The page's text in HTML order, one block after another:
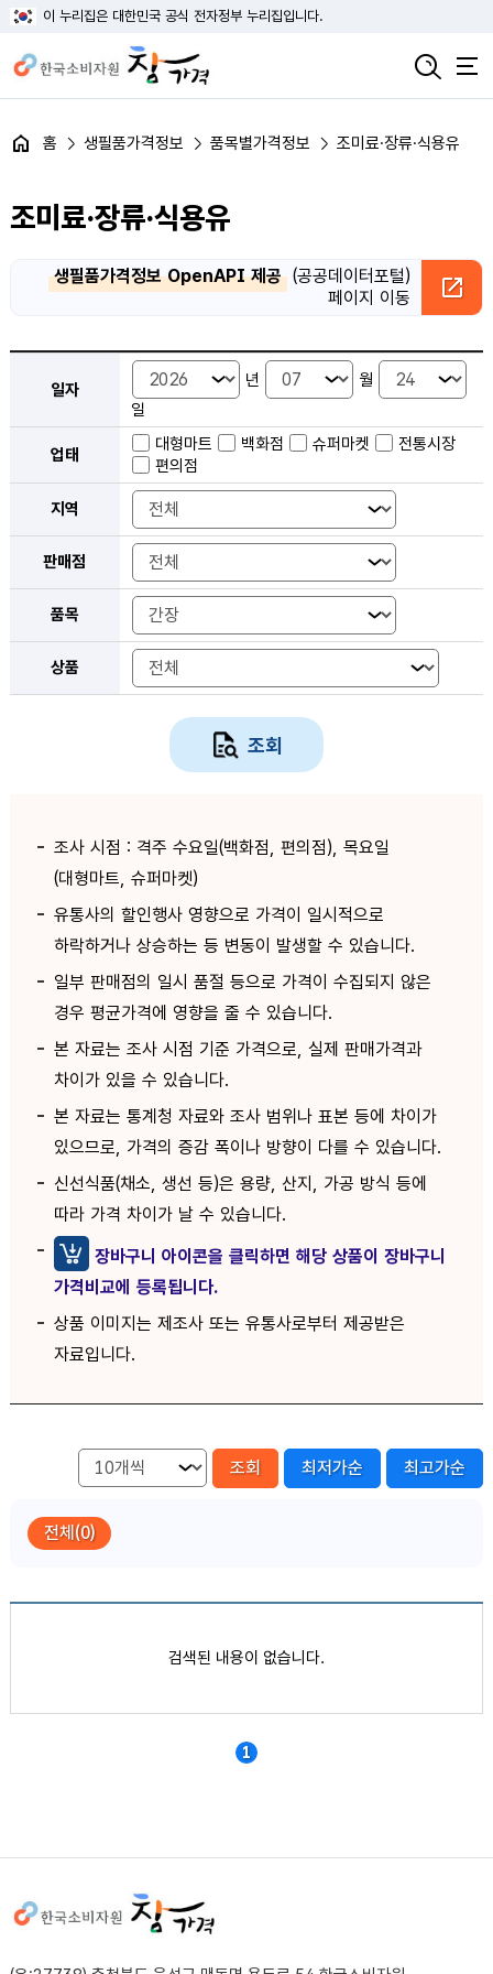
이 누리집은 대한민국 공식 전자정부 누리집입니다.
홈 생필품가격정보 품목별가격정보 조미료·장류·식용유
조미료·장류·식용유
생필품가격정보 OpenAPI 제공 (공공데이터포털)
페이지 이동
일자 년
월
일
업태
대형마트 백화점 슈퍼마켓
전통시장
편의점
지역
판매점
품목
상품
조회
조사 시점 : 격주 수요일(백화점, 편의점), 목요일
(대형마트, 슈퍼마켓)
유통사의 할인행사 영향으로 가격이 일시적으로
하락하거나 상승하는 등 변동이 발생할 수 있습니다.
일부 판매점의 일시 품절 등으로 가격이 수집되지 않은
경우 평균가격에 영향을 줄 수 있습니다.
본 자료는 조사 시점 기준 가격으로, 실제 판매가격과
차이가 있을 수 있습니다.
본 자료는 통계청 자료와 조사 범위나 표본 등에 차이가
있으므로, 가격의 증감 폭이나 방향이 다를 수 있습니다.
신선식품(채소, 생선 등)은 용량, 산지, 가공 방식 등에
따라 가격 차이가 날 수 있습니다.
장바구니 아이콘을 클릭하면 해당 상품이 장바구니
가격비교에 등록됩니다.
상품 이미지는 제조사 또는 유통사로부터 제공받은
자료입니다.
조회 최저가순 최고가순
전체(0)
검색된 내용이 없습니다.
1